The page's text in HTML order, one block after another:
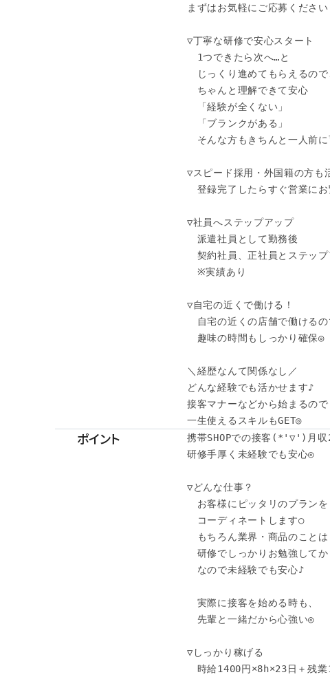
まずはお気軽にご応募くださ
▽丁寧な研修で安心スタート
1つできたら次へ…と
じっくり進めてもらえるので
ちゃんと理解できて安心
「経験が全くない」
「ブランクがある」
そんな方もきちんと一人前に
▽スピード採用・外国籍の方も
登録完了したらすぐ営業にお
▽社員へステップアップ
派遣社員として勤務後
契約社員、正社員とステップ
※実績あり
▽自宅の近くで働ける！
自宅の近くの店舗で働けるの
趣味の時間もしっかり確保◎
＼経歴なんて関係なし／
どんな経験でも活かせます♪
接客マナーなどから始まるので
一生使えるスキルもGET◎
ポイント
携帯SHOPでの接客(*'▽')月収
研修手厚く未経験でも安心◎
▽どんな仕事？
お客様にピッタリのプランを
コーディネートします○
もちろん業界・商品のことは
研修でしっかりお勉強してか
なので未経験でも安心♪
実際に接客を始める時も、
先輩と一緒だから心強い◎
▽しっかり稼げる
時給1400円×8h×23日＋残業